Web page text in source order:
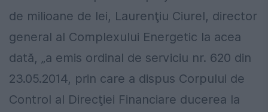
de milioane de lei, Laurenţiu Ciurel, director
general al Complexului Energetic la acea
dată, „a emis ordinal de serviciu nr. 620 din
23.05.2014, prin care a dispus Corpului de
Control al Direcţiei Financiare ducerea la